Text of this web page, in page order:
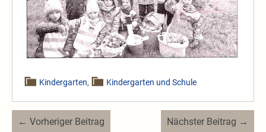
Kindergarten, Kindergarten und Schule
Beitragsnavigation
← Vorheriger Beitrag Nächster Beitrag →